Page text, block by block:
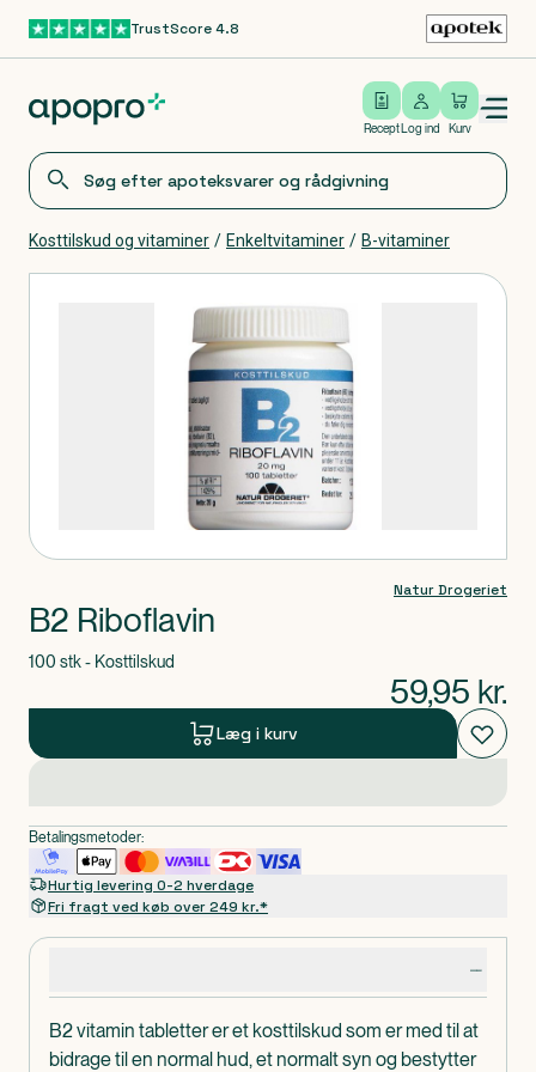
Gå til hovedindholdTrustScore 4.8
Recept
Log ind
Log ind Kurv
Open/close menu
Kosttilskud og vitaminer / Enkeltvitaminer / B-vitaminer
B2 vitamin tabletter er et kosttilskud som er med til at
bidrage til en normal hud, et normalt syn og bestytter
Natur Drogeriet
B2 Riboflavin
100 stk - Kosttilskud
59,95 kr.
Læg i kurv
Betalingsmetoder:
Hurtig levering 0-2 hverdage
Fri fragt ved køb over 249 kr.*